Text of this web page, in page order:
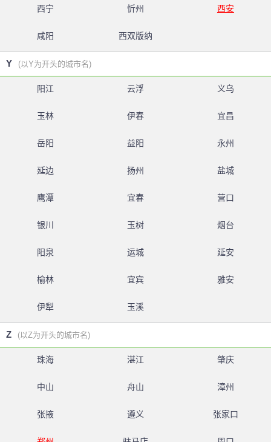
西宁 忻州 西安
咸阳 西双版纳
Y (以Y为开头的城市名)
阳江 云浮 义乌
玉林 伊春 宜昌
岳阳 益阳 永州
延边 扬州 盐城
鹰潭 宜春 营口
银川 玉树 烟台
阳泉 运城 延安
榆林 宜宾 雅安
伊犁 玉溪
Z (以Z为开头的城市名)
珠海 湛江 肇庆
中山 舟山 漳州
张掖 遵义 张家口